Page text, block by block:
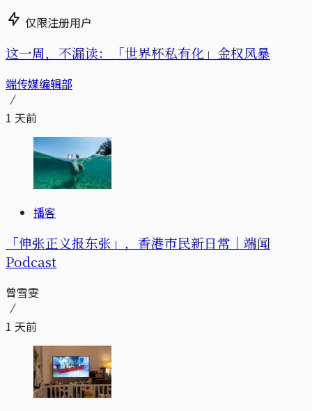
仅限注册用户
这一周，不漏读：「世界杯私有化」金权风暴
端传媒编辑部
1 天前
播客
「伸张正义报东张」，香港市民新日常｜端闻
Podcast
曾雪雯
1 天前